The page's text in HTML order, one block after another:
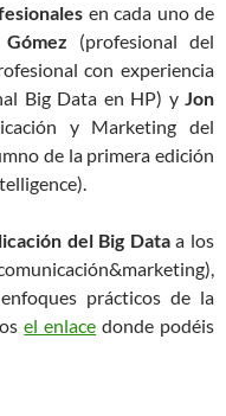
en cada uno de
(profesional del
con experiencia
Big Data en HP) y Jon
y Marketing del
de la primera edición
del Big Dataa los
prácticos de la
el enlace donde podéis